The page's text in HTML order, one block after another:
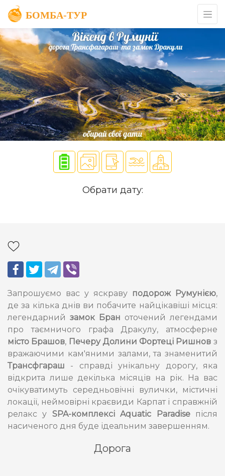
Обрати дату:
Запрошуємо вас у яскраву подорож Румунією,
де за кілька днів ви побачите найцікавіші місця:
легендарний замок Бран оточений легендами
про таємничого графа Дракулу, атмосферне
місто Брашов, Печеру Долини Фортеці Ришнов з
вражаючими кам'яними залами, та знаменитий
Трансфгараш - справді унікальну дорогу, яка
відкрита лише декілька місяців на рік. На вас
очікуватимуть середньовічні вулички, містичні
локації, неймовірні краєвиди Карпат і справжній
релакс у SPA-комплексі Aquatic Paradiseпісля
насиченого дня буде ідеальним завершенням.
Дорога